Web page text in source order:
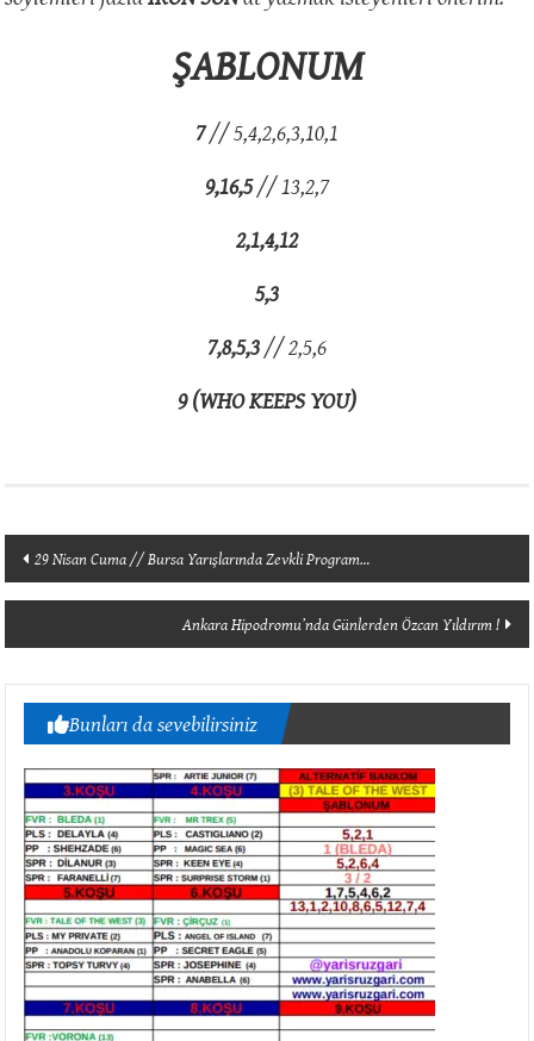
ŞABLONUM
7// 5,4,2,6,3,10,1
9,16,5// 13,2,7
2,1,4,12
5,3
7,8,5,3// 2,5,6
9(WHO KEEPS YOU)
Yazı
dolaşımı
29 Nisan Cuma // Bursa Yarışlarında Zevkli Program…
Ankara Hipodromu’nda Günlerden Özcan Yıldırım !
Bunları da sevebilirsiniz